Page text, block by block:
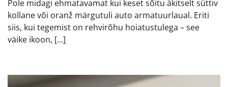
Pole midagi ehmatavamat kui keset sõitu äkitselt süttiv
kollane või oranž märgutuli auto armatuurlaual. Eriti
siis, kui tegemist on rehvirõhu hoiatustulega – see
väike ikoon, […]